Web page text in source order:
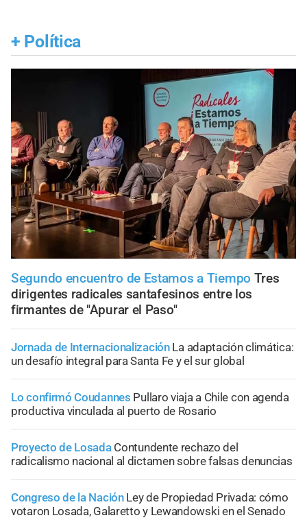
+ Política
Segundo encuentro de Estamos a Tiempo Tres
dirigentes radicales santafesinos entre los
firmantes de "Apurar el Paso"
Jornada de Internacionalización La adaptación climática:
un desafío integral para Santa Fe y el sur global
Lo confirmó Coudannes Pullaro viaja a Chile con agenda
productiva vinculada al puerto de Rosario
Proyecto de Losada Contundente rechazo del
radicalismo nacional al dictamen sobre falsas denuncias
Congreso de la Nación Ley de Propiedad Privada: cómo
votaron Losada, Galaretto y Lewandowski en el Senado